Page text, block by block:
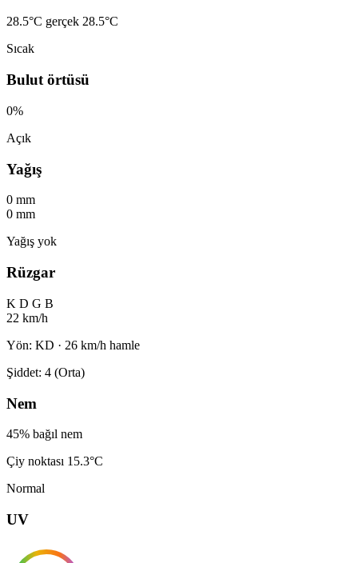
28.5°C gerçek 28.5°C
Sıcak
Bulut örtüsü
0%
Açık
Yağış
0 mm
0 mm
Yağış yok
Rüzgar
K D G B
22 km/h
Yön: KD · 26 km/h hamle
Şiddet: 4 (Orta)
Nem
45% bağıl nem
Çiy noktası 15.3°C
Normal
UV